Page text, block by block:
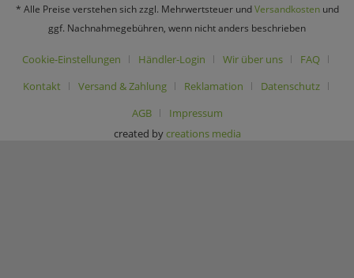
* Alle Preise verstehen sich zzgl. Mehrwertsteuer undVersandkostenund
ggf. Nachnahmegebühren, wenn nicht anders beschrieben
Cookie-Einstellungen Händler-Login Wir über uns
FAQ
Kontakt
Versand & Zahlung Reklamation
Datenschutz
AGB
Impressum
created by creations media